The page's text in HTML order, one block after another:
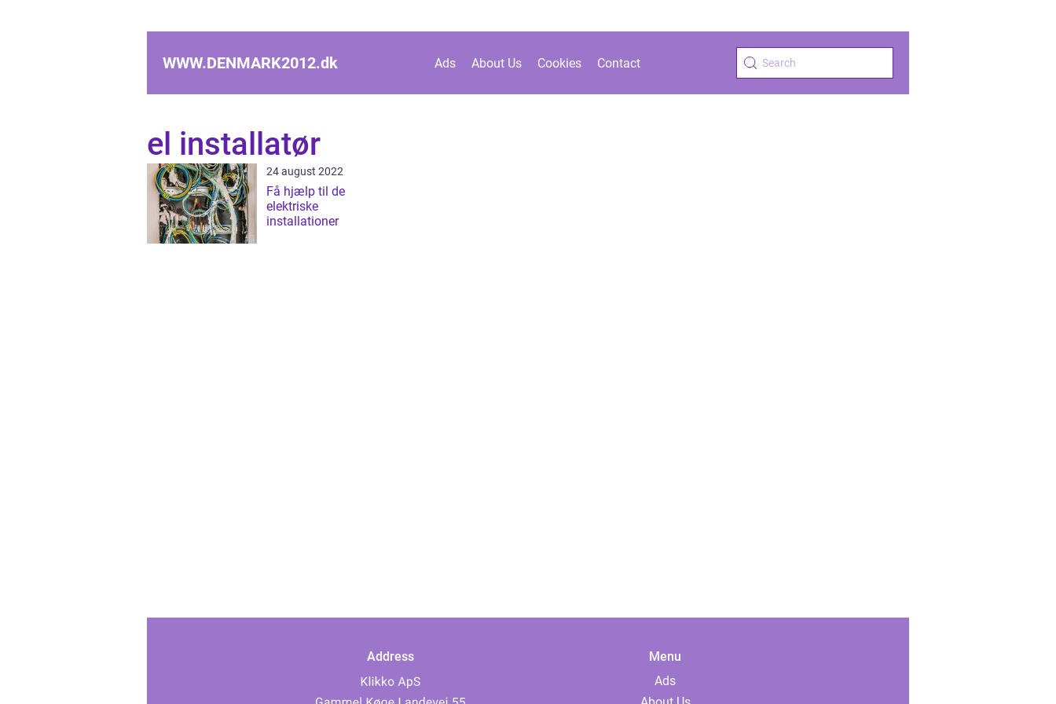
WWW.DENMARK2012.dk Ads About Us Cookies Contact
el installatør
24 august 2022
Få hjælp til de
elektriske
installationer
Address
Menu
Ads